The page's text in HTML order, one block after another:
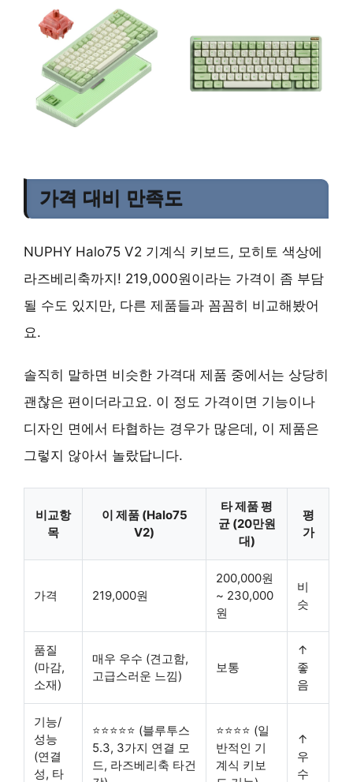
가격 대비 만족도
NUPHY Halo75 V2 기계식 키보드, 모히토 색상에
라즈베리축까지! 219,000원이라는 가격이 좀 부담
될 수도 있지만, 다른 제품들과 꼼꼼히 비교해봤어
요.
솔직히 말하면 비슷한 가격대 제품 중에서는 상당히
괜찮은 편이더라고요. 이 정도 가격이면 기능이나
디자인 면에서 타협하는 경우가 많은데, 이 제품은
그렇지 않아서 놀랐답니다.
비교항
목
이 제품 (Halo75
V2)
타 제품 평
균 (20만원
대)
평
가
가격 219,000원
200,000원
~ 230,000
원
비
슷
품질
(마감,
소재)
매우 우수 (견고함,
고급스러운 느낌)
보통
↑
좋
음
기능/
성능
(연결
성, 타
⭐⭐⭐⭐⭐ (블루투스
5.3, 3가지 연결 모
드, 라즈베리축 타건
⭐⭐⭐⭐ (일
반적인 기
계식 키보
↑
우
수